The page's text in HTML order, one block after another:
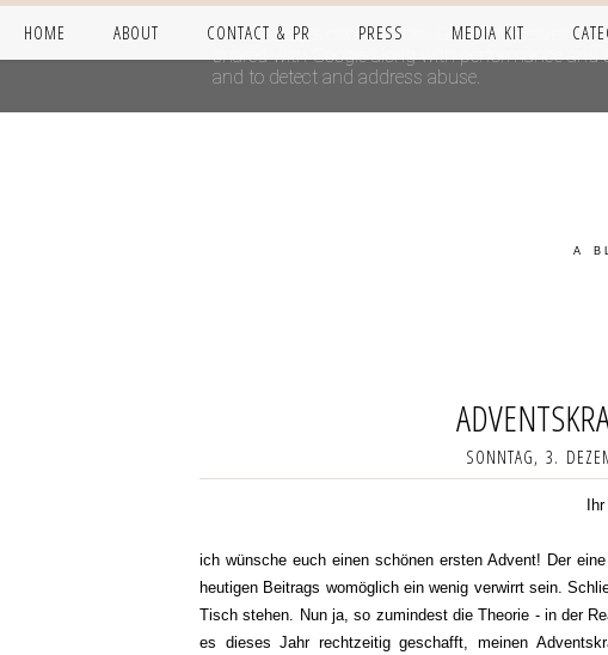
HOME ABOUT CONTACT & PR PRESS MEDIA KIT
A
SONNTAG, 3.
ich wünsche euch einen schönen ersten Advent! Der
heutigen Beitrags womöglich ein wenig verwirrt sein.
Tisch stehen. Nun ja, so zumindest die Theorie - in der
es dieses Jahr rechtzeitig geschafft, meinen
This site uses cookies from Google to deliver its
shared with Google along with performance
and to detect and address abuse.